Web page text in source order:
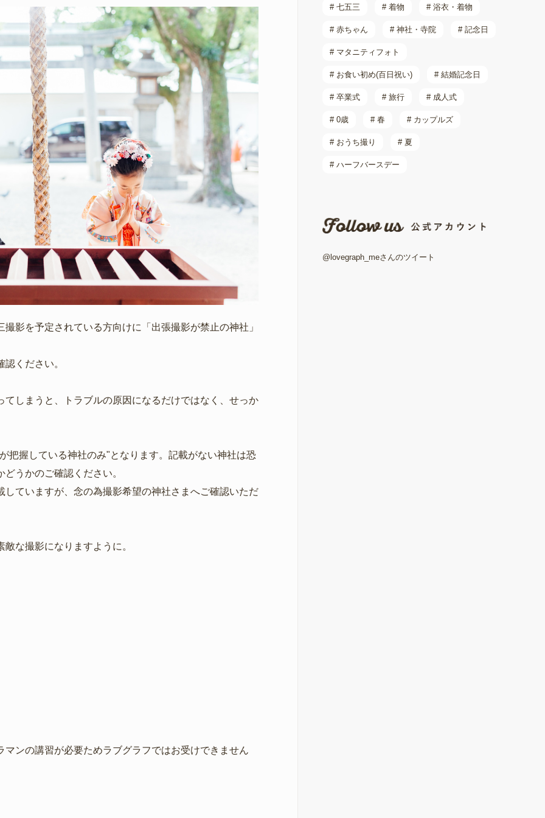
影を予定されている方向けに「出張撮影が禁止の神社」
ください。
しまうと、トラブルの原因になるだけではなく、せっか
把握している神社のみ"となります。記載がない神社は恐
うかのご確認ください。
ていますが、念の為撮影希望の神社さまへご確認いただ
な撮影になりますように。
ンの講習が必要ためラブグラフではお受けできません
# 七五三 # 着物 # 浴衣・着物
# 赤ちゃん # 神社・寺院 # 記念日
# マタニティフォト
# お食い初め(百日祝い) # 結婚記念日
# 卒業式 # 旅行 # 成人式
# 0歳 # 春 # カップルズ
# おうち撮り # 夏
# ハーフバースデー
@lovegraph_meさんのツイート